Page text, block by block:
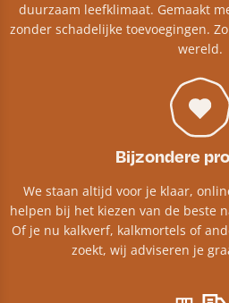
duurzaam leefklimaat. Gemaakt
zonder schadelijke toevoegingen.
wereld.
Bijzondere
We staan altijd voor je klaar,
helpen bij het kiezen van de beste
Of je nu kalkverf, kalkmortels of
zoekt, wij adviseren je